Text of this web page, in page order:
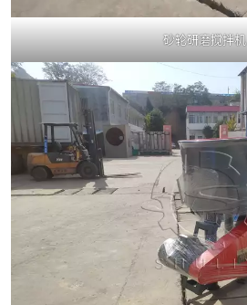
砂轮研磨搅拌机